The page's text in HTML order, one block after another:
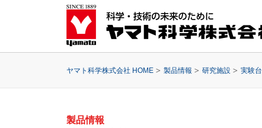
ヤマト科学株式会社 HOME 製品情報 研究施設 実験台
製品情報